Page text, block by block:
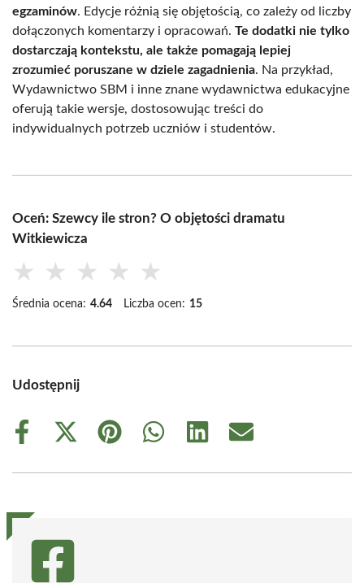
egzaminów. Edycje różnią się objętością, co zależy od liczby
dołączonych komentarzy i opracowań. Te dodatki nie tylko
dostarczają kontekstu, ale także pomagają lepiej
zrozumieć poruszane w dziele zagadnienia. Na przykład,
Wydawnictwo SBM i inne znane wydawnictwa edukacyjne
oferują takie wersje, dostosowując treści do
indywidualnych potrzeb uczniów i studentów.
Oceń: Szewcy ile stron? O objętości dramatu
Witkiewicza
★ ★ ★ ★ ★
Średnia ocena: 4.64 Liczba ocen: 15
Udostępnij
Share
Share
(Twitter)
Share
Share
Share
Share